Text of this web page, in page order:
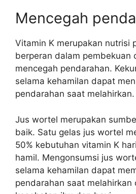
Mencegah
Vitamin K merupakan nutrisi
berperan dalam pembekuan
mencegah pendarahan.
selama kehamilan dapat
pendarahan saat melahirkan.
Jus wortel merupakan
baik. Satu gelas jus wortel
50% kebutuhan vitamin K
hamil. Mengonsumsi jus
selama kehamilan dapat
pendarahan saat melahirkan